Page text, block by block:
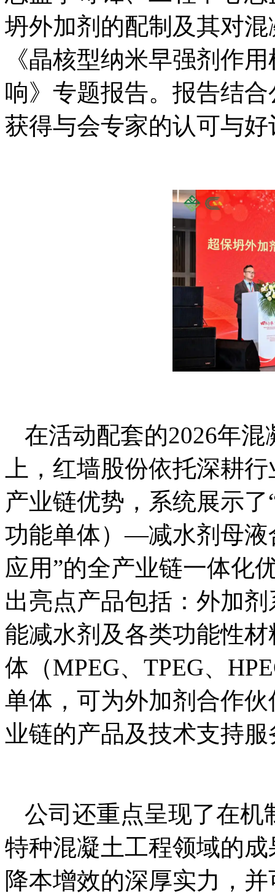
坍外加剂的配制及其对
《晶核型纳米早强剂作
响》专题报告。报告结
获得与会专家的认可与好
在活动配套的2026年
上，红墙股份依托深耕
产业链优势，系统展示
功能单体）—减水剂母
应用”的全产业链一体化
出亮点产品包括：外加
能减水剂及各类功能性
体（MPEG、TPEG、
单体，可为外加剂合作
业链的产品及技术支持
公司还重点呈现了在机
特种混凝土工程领域的
降本增效的深厚实力，